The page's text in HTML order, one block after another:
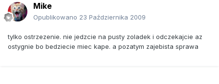
Mike
Opublikowano 23 Października 2009
tylko ostrzezenie. nie jedzcie na pusty zoladek i odczekajcie az
ostygnie bo bedziecie miec kape. a pozatym zajebista sprawa